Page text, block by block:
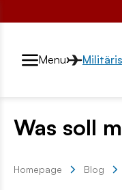
Przełącznik
Menu
Was soll
Homepage Blog